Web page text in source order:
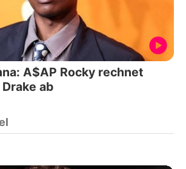
A$AP Rocky rechnet
ab